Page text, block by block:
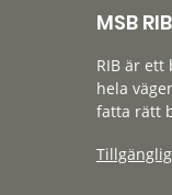
MSB RIB
RIB är
hela
fatta rätt